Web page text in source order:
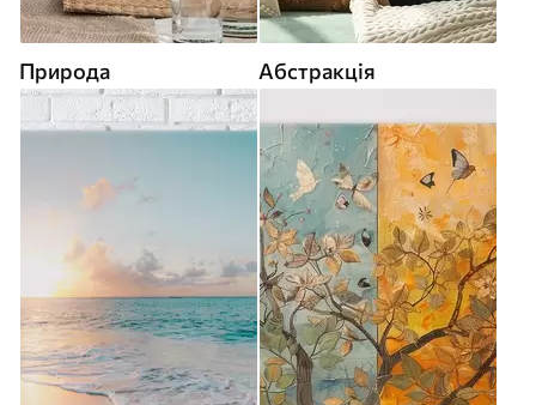
Природа Абстракція